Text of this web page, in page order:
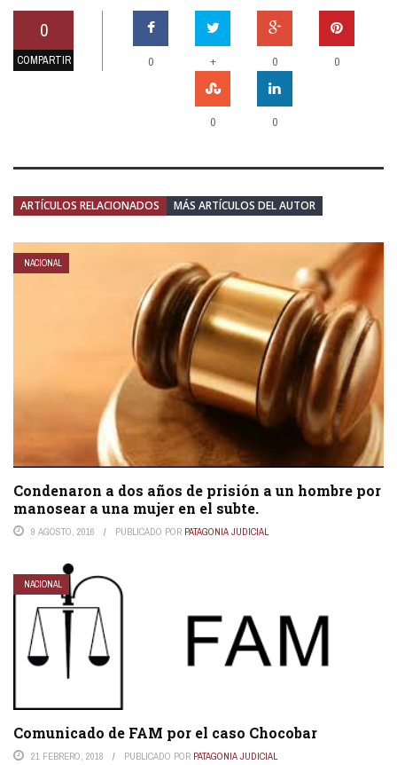
0
COMPARTIR 0 + 0 0
0 0
ARTÍCULOS RELACIONADOS MÁS ARTÍCULOS DEL AUTOR
NACIONAL
Condenaron a dos años de prisión a un hombre por
manosear a una mujer en el subte.
9 AGOSTO, 2016 PUBLICADO POR PATAGONIA JUDICIAL
NACIONAL
Comunicado de FAM por el caso Chocobar
21 FEBRERO, 2018 PUBLICADO POR PATAGONIA JUDICIAL